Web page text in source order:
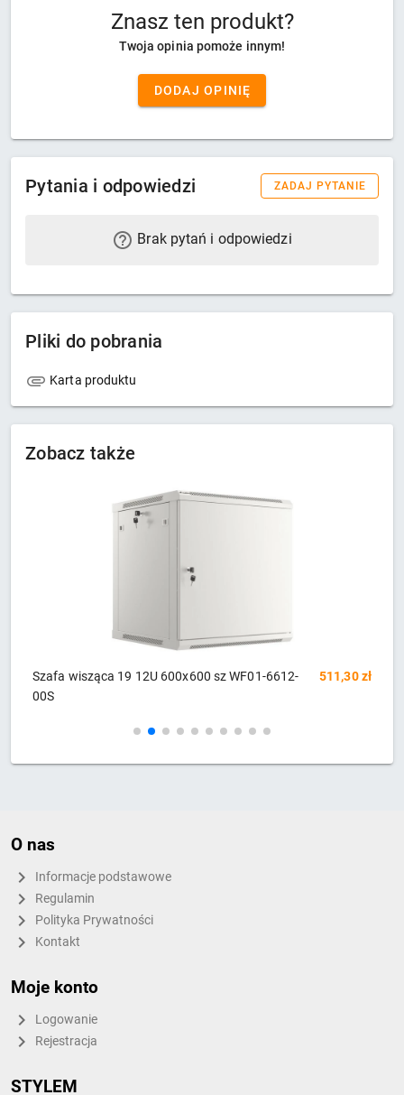
Znasz ten produkt?
Twoja opinia pomoże innym!
DODAJ OPINIĘ
Pytania i odpowiedzi ZADAJ PYTANIE
Brak pytań i odpowiedzi
Pliki do pobrania
Karta produktu
Zobacz także
Szafa wisząca 19 12U 600x600 sz WF01-6612-
00S
511,30 zł
O nas
Informacje podstawowe
Regulamin
Polityka Prywatności
Kontakt
Moje konto
Logowanie
Rejestracja
STYLEM